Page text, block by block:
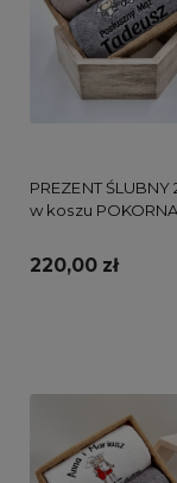
PREZENT
w koszu
220,00 zł